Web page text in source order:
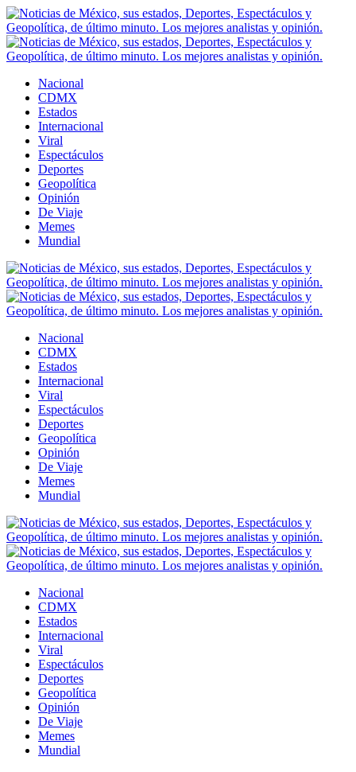
Nacional
CDMX
Estados
Internacional
Viral
Espectáculos
Deportes
Geopolítica
Opinión
De Viaje
Memes
Mundial
Nacional
CDMX
Estados
Internacional
Viral
Espectáculos
Deportes
Geopolítica
Opinión
De Viaje
Memes
Mundial
Nacional
CDMX
Estados
Internacional
Viral
Espectáculos
Deportes
Geopolítica
Opinión
De Viaje
Memes
Mundial